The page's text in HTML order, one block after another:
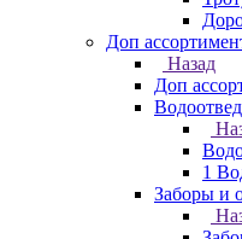
Доп
Назад
Доп
1
Заборы и